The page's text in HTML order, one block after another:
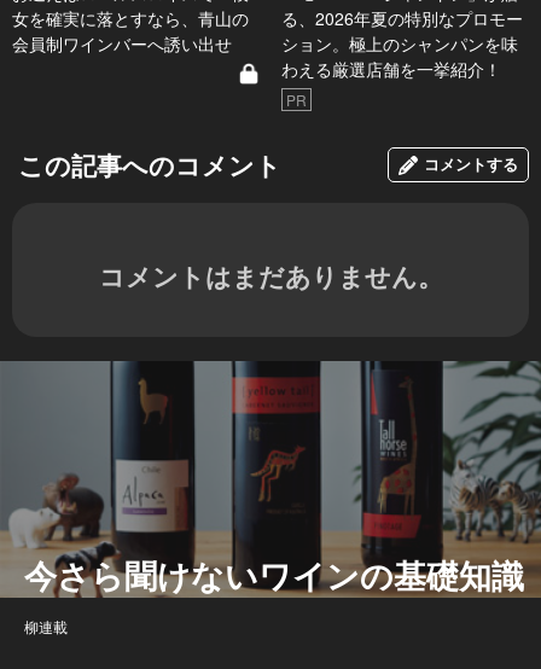
女を確実に落とすなら、青山の
会員制ワインバーへ誘い出せ
る、2026年夏の特別なプロモー
ション。極上のシャンパンを味
わえる厳選店舗を一挙紹介！
PR
この記事へのコメント コメントする
コメントはまだありません。
今さら聞けないワインの基礎知識
柳連載